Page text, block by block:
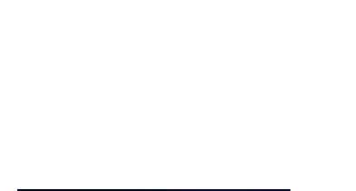
성 2명 숨져
"…'결혼 페널티' 22개 과제 손본다
명 사망·1명 실종
들 체포